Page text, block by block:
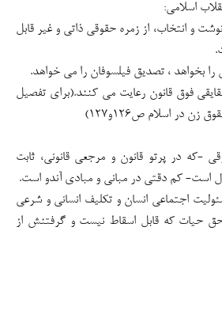
اسلامی:
و انتخاب، از زمره حقوقی ذاتی و غیر قابل
بخواهد ، تصدیق فیلسوفان را می خواهد.
حقایقی فوق قانون رعایت می کنند.(برای تفصیل
در اسلام ص۱۲۶و۱۲۷)
-که در پرتو قانون و مرجعی قانونی، ثابت
است- کم دقتی در مبانی و مبادی آندو است.
اجتماعی انسان و تکلیف انسانی و شرعی
حق حیات که قابل اسقاط نیست و گرفتنش از